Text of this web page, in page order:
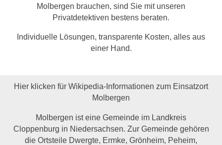
Molbergen brauchen, sind Sie mit unseren
Privatdetektiven bestens beraten.
Individuelle Lösungen, transparente Kosten, alles aus
einer Hand.
Hier klicken für Wikipedia-Informationen zum Einsatzort
Molbergen
Molbergen ist eine Gemeinde im Landkreis
Cloppenburg in Niedersachsen. Zur Gemeinde gehören
die Ortsteile Dwergte, Ermke, Grönheim, Peheim,